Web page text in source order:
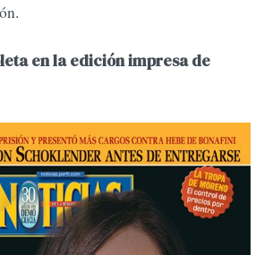
en la edición impresa de